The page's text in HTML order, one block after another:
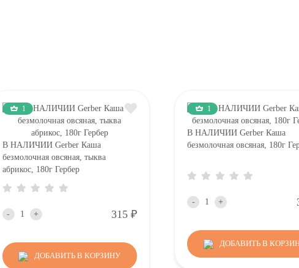
1
В НАЛИЧИИ Gerber Каша
безмолочная овсяная, тыква
абрикос, 180г Гербер
- + 315 Р
ДОБАВИТЬ В КОРЗИНУ
1
В НАЛИЧИИ Gerber Каша
безмолочная овсяная, 180г
- +
ДОБАВИТЬ В